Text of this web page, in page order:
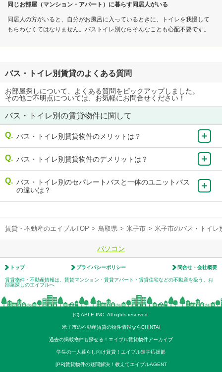
同じお部屋（マンション・アパート）に暮らす同居人がいる
同居人の方がいると、自分がお風呂に入っているときに、トイレを我慢して
もらわなくてはなりません。バストイレ別ならそんなことも心配不要です。
バス・トイレ別賃貸のよくある質問
お部屋探しについて、よくある質問をピックアップしました。
その他ご不明点については、お気軽にお問合せください！
バス・トイレ別の賃貸物件に関して
バス・トイレ別賃貸物件のメリットは？
バス・トイレ別賃貸物件のデメリットは？
バス・トイレ別のセパレートバスと一体のユニットバス
の違いは？
賃貸・不動産のエイブルTOP > 鳥取県 > 米子市 > 米子市のバス・トイレ
パソコン
トップ プライバシーポリシー 問合せ・会社概要
賃貸物件・不動産情報は、賃貸マンション・賃貸アパート・賃貸住宅などの不動産を扱う、お
部屋探しのエイブルへ
(C) ABLE INC. All rights reserved.
米子市の不動産賃貸の物件情報ならCHINTAI
過去の掲載物件も探せる！エイブル賃貸物件アーカイブ
学生の一人暮らし向け賃貸！エイブル進学応援部
[PR]賃貸物件の疑問解決！教えてエイブルAGENT